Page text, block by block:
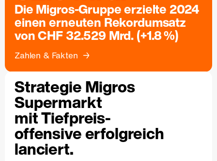
Die Migros-Gruppe erzielte 2024
einen erneuten Rekordumsatz
von CHF 32.529 Mrd. (+1.8 %)
Zahlen & Fakten
Strategie Migros
Supermarkt
mit Tiefpreis-
offensive erfolgreich
lanciert.